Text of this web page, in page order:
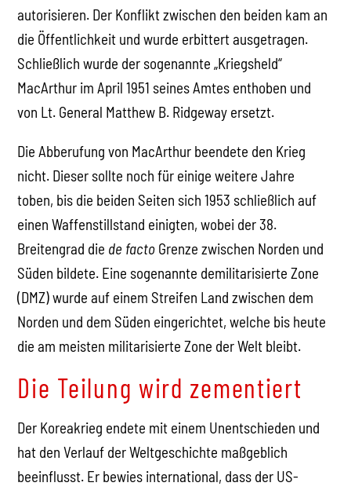
autorisieren. Der Konflikt zwischen den beiden kam an
die Öffentlichkeit und wurde erbittert ausgetragen.
Schließlich wurde der sogenannte „Kriegsheld“
MacArthur im April 1951 seines Amtes enthoben und
von Lt. General Matthew B. Ridgeway ersetzt.
Die Abberufung von MacArthur beendete den Krieg
nicht. Dieser sollte noch für einige weitere Jahre
toben, bis die beiden Seiten sich 1953 schließlich auf
einen Waffenstillstand einigten, wobei der 38.
Breitengrad die de facto Grenze zwischen Norden und
Süden bildete. Eine sogenannte demilitarisierte Zone
(DMZ) wurde auf einem Streifen Land zwischen dem
Norden und dem Süden eingerichtet, welche bis heute
die am meisten militarisierte Zone der Welt bleibt.
Die Teilung wird zementiert
Der Koreakrieg endete mit einem Unentschieden und
hat den Verlauf der Weltgeschichte maßgeblich
beeinflusst. Er bewies international, dass der US-